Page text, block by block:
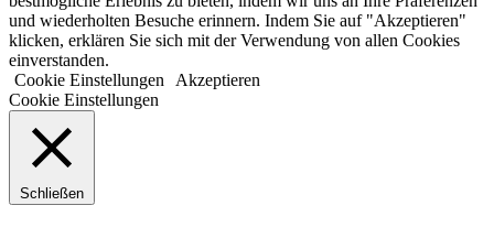
und wiederholten Besuche erinnern. Indem Sie auf "Akzeptieren"
klicken, erklären Sie sich mit der Verwendung von allen Cookies
einverstanden.
Cookie Einstellungen
Akzeptieren
Cookie Einstellungen
Schließen